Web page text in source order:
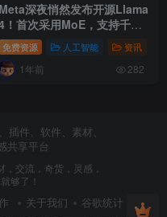
Meta深夜悄然发布开源Llama
！首次采用MoE，支持千万
上下文，永久免费！原
多模态、3大模型让AI竞赛
升级，竞技场超越
免费资源 人工智能 资讯
1年前 282
交流，奇货，灵感，
够了！
关于我们 谷歌统计